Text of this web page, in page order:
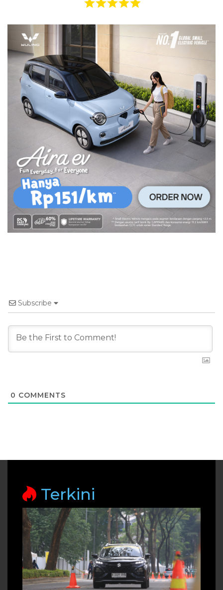
Subscribe
0 COMMENTS
Terkini